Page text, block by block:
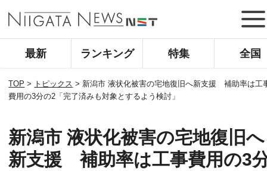
最新 ランキング 特集 全国
TOP > トピックス > 新潟市 液状化被害の宅地復旧へ新支援 補助率は工
費用の3分の2「完了済みも対象とするよう検討」
新潟市 液状化被害の宅地復旧へ
新支援 補助率は工事費用の3